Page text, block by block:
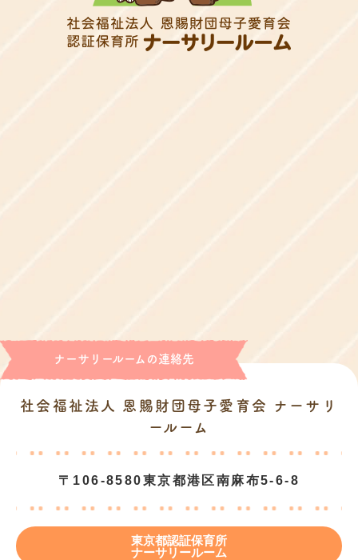
ナーサリールームの連絡先
社会福祉法人 恩賜財団母子愛育会 ナーサリ
ールーム
〒106-8580東京都港区南麻布5-6-8
東京都認証保育所
ナーサリールーム